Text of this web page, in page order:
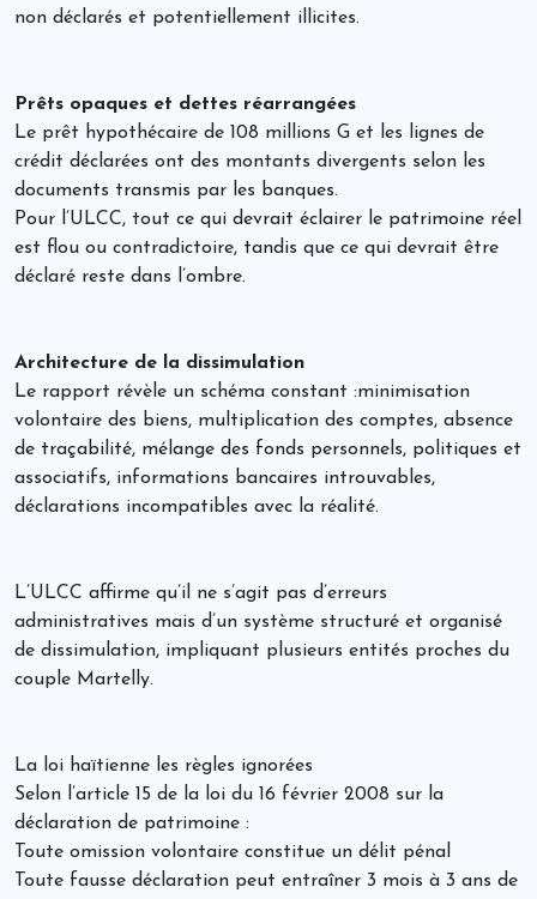
non déclarés et potentiellement illicites.
Prêts opaques et dettes réarrangées
Le prêt hypothécaire de 108 millions G et les lignes de
crédit déclarées ont des montants divergents selon les
documents transmis par les banques.
Pour l’ULCC, tout ce qui devrait éclairer le patrimoine réel
est flou ou contradictoire, tandis que ce qui devrait être
déclaré reste dans l’ombre.
Architecture de la dissimulation
Le rapport révèle un schéma constant :minimisation
volontaire des biens, multiplication des comptes, absence
de traçabilité, mélange des fonds personnels, politiques et
associatifs, informations bancaires introuvables,
déclarations incompatibles avec la réalité.
L’ULCC affirme qu’il ne s’agit pas d’erreurs
administratives mais d’un système structuré et organisé
de dissimulation, impliquant plusieurs entités proches du
couple Martelly.
La loi haïtienne les règles ignorées
Selon l’article 15 de la loi du 16 février 2008 sur la
déclaration de patrimoine :
Toute omission volontaire constitue un délit pénal
Toute fausse déclaration peut entraîner 3 mois à 3 ans de